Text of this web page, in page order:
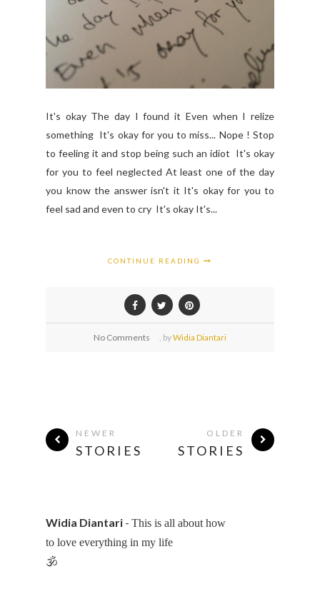
It's okay The day I found it Even when I relize
something It's okay for you to miss... Nope ! Stop
to feeling it and stop being such an idiot It's okay
for you to feel neglected At least one of the day
you know the answer isn't it It's okay for you to
feel sad and even to cry It's okay It's...
CONTINUE READING
No Comments byWidia Diantari
NEWER
STORIES
OLDER
STORIES
Widia Diantari - This is all about how
to love everything in my life
🕉